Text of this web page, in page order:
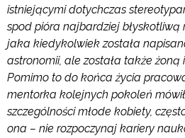
istniejącymi dotychczas
spod pióra najbardziej błyskotliwą
jaka kiedykolwiek została
astronomii, ale została także żoną
Pomimo to do końca życia
mentorka kolejnych pokoleń
szczególności młode kobiety,
ona – nie rozpoczynaj kariery